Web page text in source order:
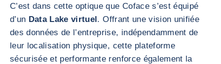
C’est dans cette optique que Coface s’est équipé
d’un Data Lake virtuel. Offrant une vision unifiée
des données de l’entreprise, indépendamment de
leur localisation physique, cette plateforme
sécurisée et performante renforce également la